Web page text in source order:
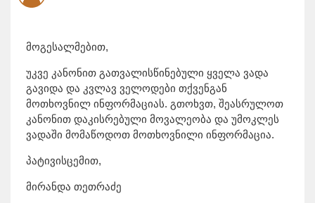
მოგესალმებით,
უკვე კანონით გათვალისწინებული ყველა ვადა
გავიდა და კვლავ ველოდები თქვენგან
მოთხოვნილ ინფორმაციას. გთოხვთ, შეასრულოთ
კანონით დაკისრებული მოვალეობა და უმოკლეს
ვადაში მომაწოდოთ მოთხოვნილი ინფორმაცია.
პატივისცემით,
მირანდა თეთრაძე